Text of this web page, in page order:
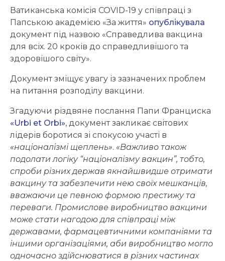
Ватиканська комісія COVID-19 у співпраці з
Папською академією «За життя» опублікувала
документ під назвою «Справедлива вакцина
для всіх. 20 кроків до справедливішого та
здоровішого світу».
Документ зміщує увагу із зазначених проблем
на питання розподілу вакцини.
Згадуючи різдвяне послання Папи Франциска
«Urbi et Orbi», документ закликає світових
лідерів боротися зі спокусою участі в
«націоналізмі щеплень». «Важливо також
подолати логіку “націоналізму вакцин”, тобто,
спроби різних держав якнайшвидше отримати
вакцину та забезпечити нею своїх мешканців,
вважаючи це певною формою престижу та
переваги. Промислове виробництво вакцини
може стати нагодою для співпраці між
державами, фармацевтичними компаніями та
іншими організаціями, аби виробництво могло
одночасно здійснюватися в різних частинах